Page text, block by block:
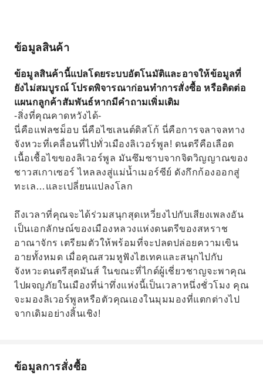
ข้อมูลสินค้า
ข้อมูลสินค้านี้แปลโดยระบบอัตโนมัติและอาจให้ข้อมูลที่
ยังไม่สมบูรณ์ โปรดพิจารณาก่อนทำการสั่งซื้อ หรือติดต่อ
แผนกลูกค้าสัมพันธ์หากมีคำถามเพิ่มเติม
-สิ่งที่คุณคาดหวังได้-
นี่คือแฟลชม็อบ นี่คือไซเลนต์ดิสโก้ นี่คือการจลาจลทาง
จังหวะที่เคลื่อนที่ไปทั่วเมืองลิเวอร์พูล! ดนตรีคือเลือด
เนื้อเชื้อไขของลิเวอร์พูล มันซึมซาบจากจิตวิญญาณของ
ชาวสเกาเซอร์ ไหลลงสู่แม่น้ำเมอร์ซีย์ ดังกึกก้องออกสู่
ทะเล…และเปลี่ยนแปลงโลก
ถึงเวลาที่คุณจะได้ร่วมสนุกสุดเหวี่ยงไปกับเสียงเพลงอัน
เป็นเอกลักษณ์ของเมืองหลวงแห่งดนตรีของสหราช
อาณาจักร เตรียมตัวให้พร้อมที่จะปลดปล่อยความเขิน
อายทั้งหมด เมื่อคุณสวมหูฟังไฮเทคและสนุกไปกับ
จังหวะดนตรีสุดมันส์ ในขณะที่ไกด์ผู้เชี่ยวชาญจะพาคุณ
ไปผจญภัยในเมืองที่น่าทึ่งแห่งนี้เป็นเวลาหนึ่งชั่วโมง คุณ
จะมองลิเวอร์พูลหรือตัวคุณเองในมุมมองที่แตกต่างไป
จากเดิมอย่างสิ้นเชิง!
ข้อมูลการสั่งซื้อ